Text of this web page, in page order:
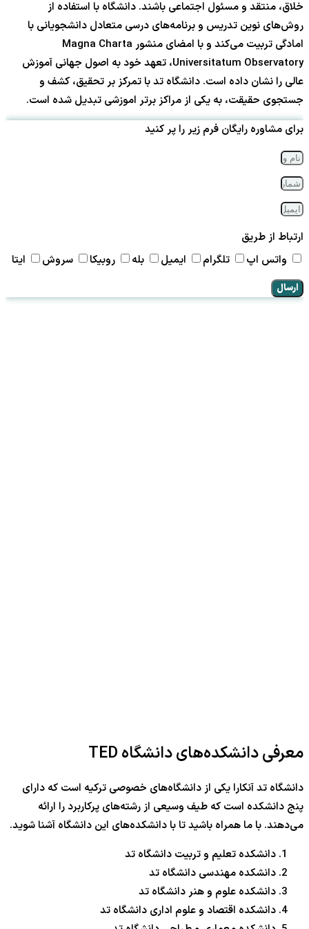
خلاق، منتقد و مسئول اجتماعی باشند. دانشگاه با استفاده از
روش‌های نوین تدریس و برنامه‌های درسی متعادل دانشجویانی با
امادگی تربیت می‌کند و با امضای منشور Magna Charta
Universitatum Observatory، تعهد خود به اصول جهانی آموزش
عالی را نشان داده است. دانشگاه تد با تمرکز بر تحقیق، کشف و
جستجوی حقیقت، به یکی از مراکز برتر اموزشی تبدیل شده است.
برای مشاوره رایگان فرم زیر را پر کنید
ارتباط از طریق
واتس اپ
تلگرام ایمیل بله روبیکا سروش ایتا
ارسال
معرفی دانشکده‌های دانشگاه TED
دانشگاه تد آنکارا یکی از دانشگاه‌های خصوصی ترکیه است که دارای
پنج دانشکده است که طیف وسیعی از رشته‎‌های پرکاربرد را ارائه
می‌دهند. با ما همراه باشید تا با دانشکده‌های این دانشگاه آشنا شوید.
دانشکده تعلیم و تربیت دانشگاه تد
دانشکده مهندسی دانشگاه تد
دانشکده علوم و هنر دانشگاه تد
دانشکده اقتصاد و علوم اداری دانشگاه تد